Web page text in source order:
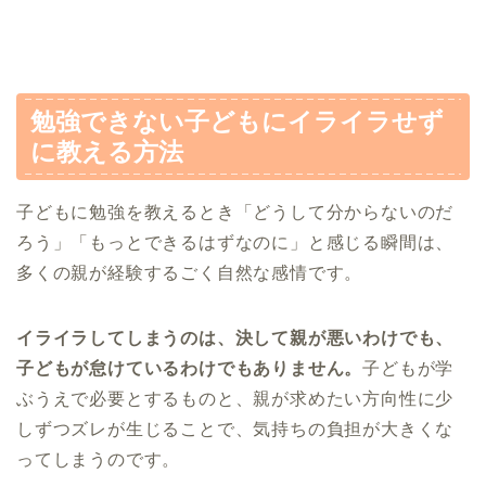
勉強できない子どもにイライラせず
に教える方法
子どもに勉強を教えるとき「どうして分からないのだ
ろう」「もっとできるはずなのに」と感じる瞬間は、
多くの親が経験するごく自然な感情です。
イライラしてしまうのは、決して親が悪いわけでも、
子どもが怠けているわけでもありません。子どもが学
ぶうえで必要とするものと、親が求めたい方向性に少
しずつズレが生じることで、気持ちの負担が大きくな
ってしまうのです。